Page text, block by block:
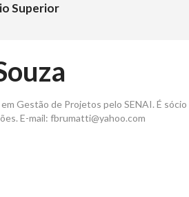
Superior
Gestão de Projetos pelo SENAI. É
E-mail: fbrumatti@yahoo.com